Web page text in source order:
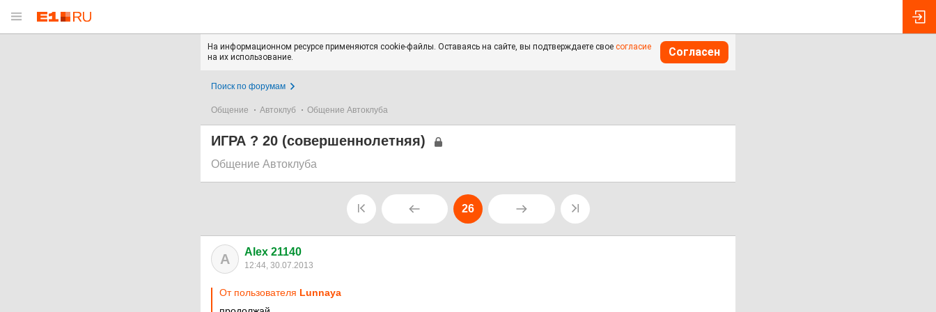
На информационном ресурсе применяются cookie-файлы. Оставаясь на сайте, вы подтверждаете свое согласие
на их использование.
Согласен
Поиск по форумам
Общение Автоклуб Общение Автоклуба
ИГРА ? 20 (совершеннолетняя)
Общение Автоклуба
26
A Alex 21140
12:44, 30.07.2013
От пользователя Lunnaya